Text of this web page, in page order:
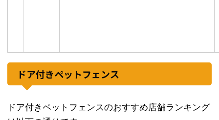
ドア付きペットフェンス
ドア付きペットフェンスのおすすめ店舗ランキング